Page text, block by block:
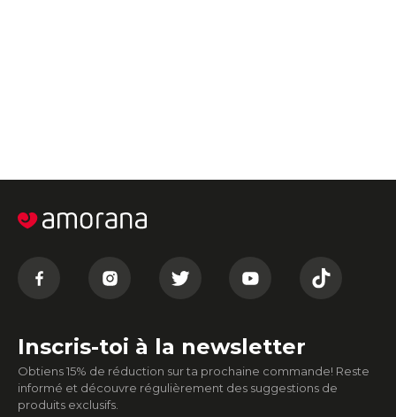
Inscris-toi à la newsletter
Obtiens 15% de réduction sur ta prochaine commande! Reste
informé et découvre régulièrement des suggestions de
produits exclusifs.